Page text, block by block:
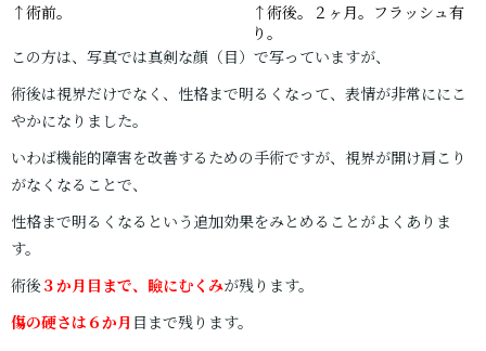
↑術前。
↑術後。２ヶ月。フラッシュ有
り。
この方は、写真では真剣な顔（目）で写っていますが、
術後は視界だけでなく、性格まで明るくなって、表情が非常ににこ
やかになりました。
いわば機能的障害を改善するための手術ですが、視界が開け肩こり
がなくなることで、
性格まで明るくなるという追加効果をみとめることがよくありま
す。
術後３か月目まで、瞼にむくみが残ります。
傷の硬さは６か月 目まで残ります。